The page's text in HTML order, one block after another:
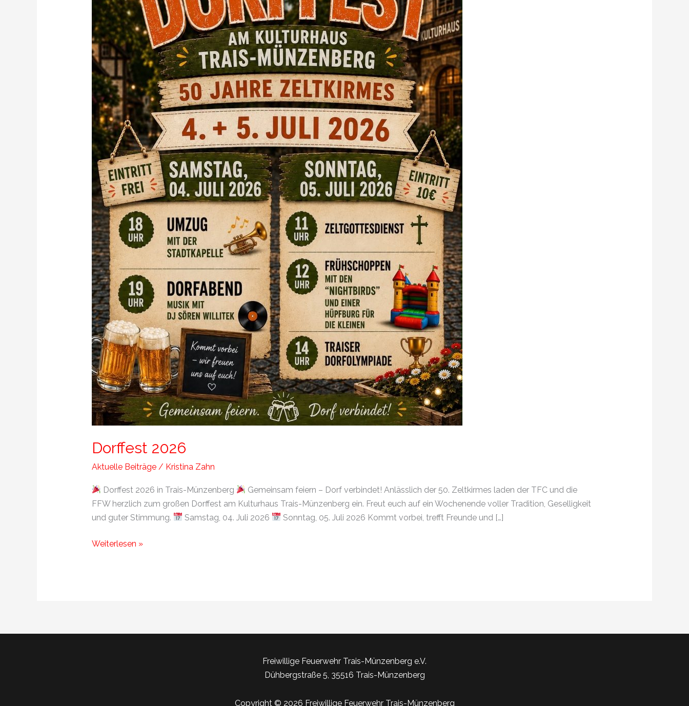
Dorffest 2026
Aktuelle Beiträge/ Kristina Zahn
Dorffest 2026 in Trais-Münzenberg
Gemeinsam feiern – Dorf verbindet! Anlässlich der 50. Zeltkirmes laden der TFC und die
FFW herzlich zum großen Dorffest am Kulturhaus Trais-Münzenberg ein. Freut euch auf ein Wochenende voller Tradition, Geselligkeit
und guter Stimmung.
Samstag, 04. Juli 2026 Sonntag, 05. Juli 2026 Kommt vorbei, trefft Freunde und […]
Weiterlesen »
Freiwillige Feuerwehr Trais-Münzenberg e.V.
Dühbergstraße 5, 35516 Trais-Münzenberg
Copyright © 2026 Freiwillige Feuerwehr Trais-Münzenberg